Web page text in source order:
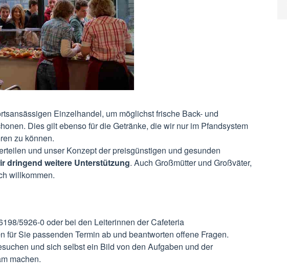
Einzelhandel, um möglichst frische Back- und
Dies gilt ebenso für die Getränke, die wir nur im Pfandsystem
zu können.
und unser Konzept der preisgünstigen und gesunden
dringend weitere Unterstützung. Auch Großmütter und Großväter,
willkommen.
5926-0 oder bei den Leiterinnen der Cafeteria
für Sie passenden Termin ab und beantworten offene Fragen.
und sich selbst ein Bild von den Aufgaben und der
machen.